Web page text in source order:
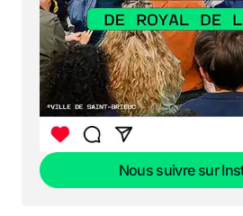
Nous suivre sur